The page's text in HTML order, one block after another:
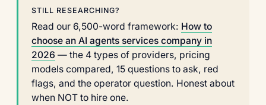
STILL RESEARCHING?
Read our 6,500-word framework: How to
choose an AI agents services company in
2026 — the 4 types of providers, pricing
models compared, 15 questions to ask, red
flags, and the operator question. Honest about
when NOT to hire one.